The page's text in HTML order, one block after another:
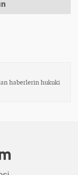
haberlerin hukuki